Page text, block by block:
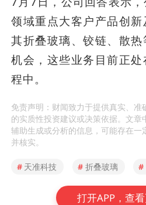
领域重点大客户产品创
其折叠玻璃、铰链、散
机会，这些业务目前正
程中。
免责声明：财闻致力于提供真实、
的实质性投资建议或决策依据。文
辅助生成或分析的信息，可能存在
并核实。
# 天准科技 # 折叠玻璃 #
打开APP，查